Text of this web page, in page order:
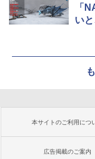
「
い
本サイトのご利用につ
広告掲載のご案内